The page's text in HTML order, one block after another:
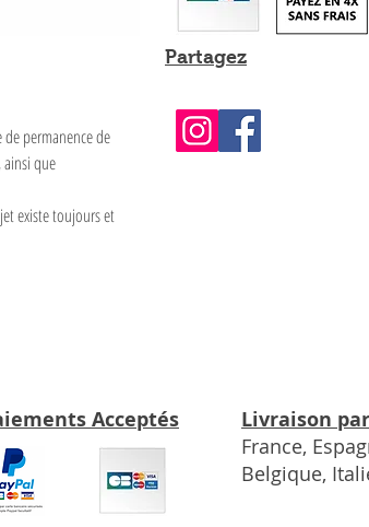
permanence de
que
existe toujours et
Partagez
Acceptés
Livraison
France,
Belgique,